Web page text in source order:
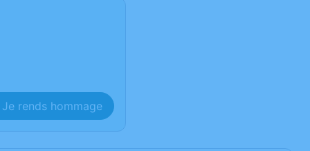
Je rends hommage